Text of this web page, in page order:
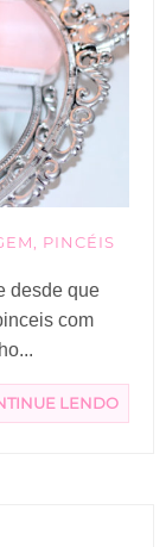
, PINCÉIS
desde que
com
LENDO